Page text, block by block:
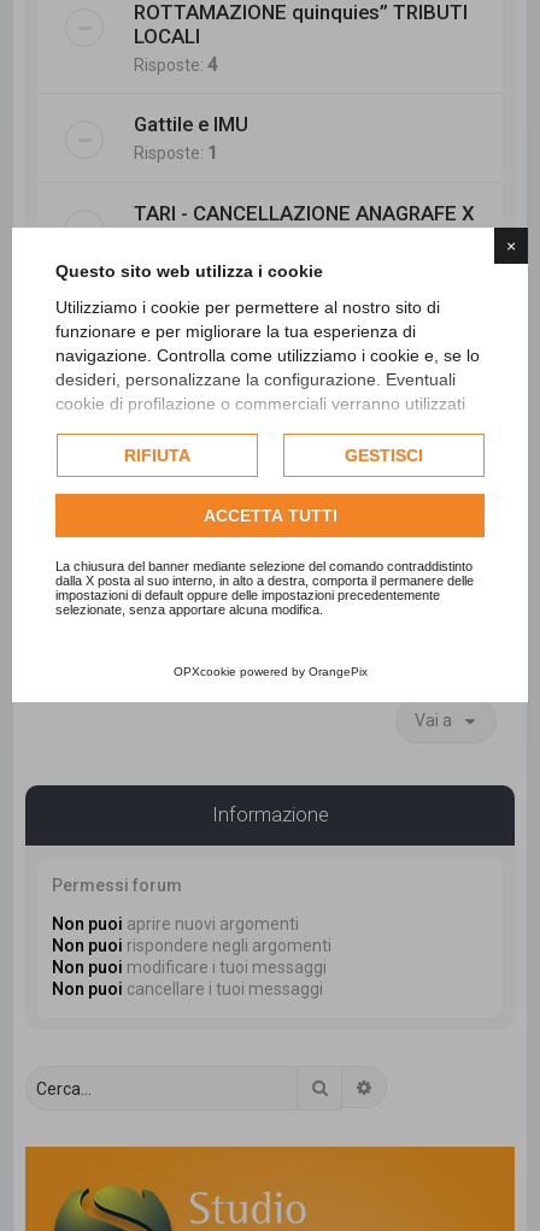
×
Questo sito web utilizza i cookie
Utilizziamo i cookie per permettere al nostro sito di
funzionare e per migliorare la tua esperienza di
navigazione. Controlla come utilizziamo i cookie e, se lo
desideri, personalizzane la configurazione. Eventuali
cookie di profilazione o commerciali verranno utilizzati
dell'utente e, se consentito, potrebbero essere utilizzati
per personalizzare gli annunci pubblicitari. Per ulteriori
informazioni su come Google utilizza i dati raccolti,
politica sulla privacy di Google
Consulta l'informativa cookie completa.
RIFIUTA GESTISCI
ACCETTA TUTTI
La chiusura del banner mediante selezione del comando contraddistinto
dalla X posta al suo interno, in alto a destra, comporta il permanere delle
impostazioni di default oppure delle impostazioni precedentemente
selezionate, senza apportare alcuna modifica.
OPXcookie powered by OrangePix
ROTTAMAZIONE quinquies” TRIBUTI
LOCALI
Risposte:4
Gattile e IMU
Risposte: 1
TARI - CANCELLAZIONE ANAGRAFE X
Risposte:1
Validità notifica per compiuta
giacenza e omessa CAD
Risposte:1
DIRITTO DI ABITAZIONE COSTITUITO
CON TESTAMENTO
Risposte:2
Nuovo argomento
Vai a
Informazione
Permessi forum
Non puoi aprire nuovi argomenti
Non puoi rispondere negli argomenti
Non puoi modificare i tuoi messaggi
Non puoi cancellare i tuoi messaggi
Cerca